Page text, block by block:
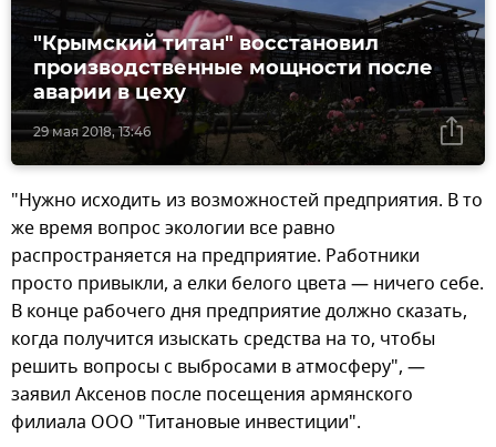
29 мая 2018, 13:46
"Крымский титан" восстановил
производственные мощности после
аварии в цеху
"Нужно исходить из возможностей предприятия. В то
же время вопрос экологии все равно
распространяется на предприятие. Работники
просто привыкли, а елки белого цвета — ничего себе.
В конце рабочего дня предприятие должно сказать,
когда получится изыскать средства на то, чтобы
решить вопросы с выбросами в атмосферу", —
заявил Аксенов после посещения армянского
филиала ООО "Титановые инвестиции".